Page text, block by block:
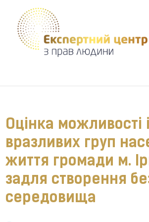
Оцінка можливості
вразливих груп
життя громади м.
задля створення
середовища